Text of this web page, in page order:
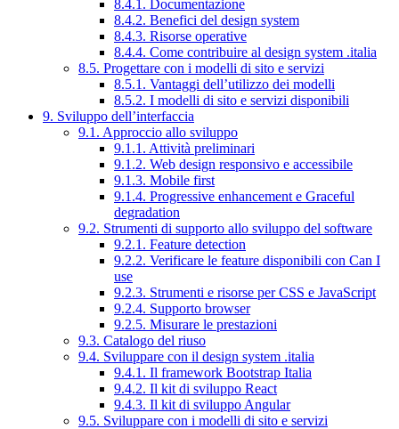
8.4.1. Documentazione
8.4.2. Benefici del design system
8.4.3. Risorse operative
8.4.4. Come contribuire al design system .italia
8.5. Progettare con i modelli di sito e servizi
8.5.1. Vantaggi dell’utilizzo dei modelli
8.5.2. I modelli di sito e servizi disponibili
9. Sviluppo dell’interfaccia
9.1. Approccio allo sviluppo
9.1.1. Attività preliminari
9.1.2. Web design responsivo e accessibile
9.1.3. Mobile first
9.1.4. Progressive enhancement e Graceful
degradation
9.2. Strumenti di supporto allo sviluppo del software
9.2.1. Feature detection
9.2.2. Verificare le feature disponibili con Can I
use
9.2.3. Strumenti e risorse per CSS e JavaScript
9.2.4. Supporto browser
9.2.5. Misurare le prestazioni
9.3. Catalogo del riuso
9.4. Sviluppare con il design system .italia
9.4.1. Il framework Bootstrap Italia
9.4.2. Il kit di sviluppo React
9.4.3. Il kit di sviluppo Angular
9.5. Sviluppare con i modelli di sito e servizi